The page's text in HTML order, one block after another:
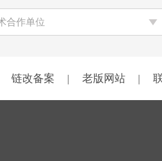
合作单位
链改备案 | 老版网站 |